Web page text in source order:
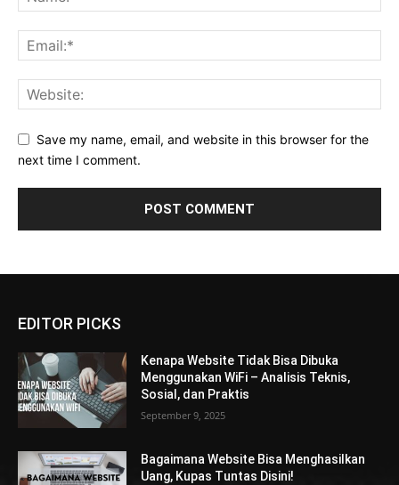
Save my name, email, and website in this browser for the
next time I comment.
EDITOR PICKS
Kenapa Website Tidak Bisa Dibuka
Menggunakan WiFi – Analisis Teknis,
Sosial, dan Praktis
September 9, 2025
Bagaimana Website Bisa Menghasilkan
Uang, Kupas Tuntas Disini!